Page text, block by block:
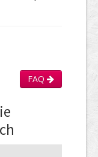
FAQ